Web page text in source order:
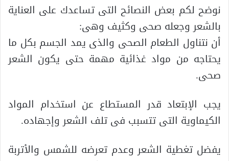
نوضح لكم بعض النصائح التى تساعدك على العناية
بالشعر وجعله صحى وكثيف وهى:
أن نتناول الطعام الصحى والذى يمد الجسم بكل ما
يحتاجه من مواد غذائية مهمة حتى يكون الشعر
صحى.
يجب الإبتعاد قدر المستطاع عن استخدام المواد
الكيماوية التى تتسبب فى تلف الشعر وإجهاده.
يفضل تغطية الشعر وعدم تعرضه للشمس والأتربة